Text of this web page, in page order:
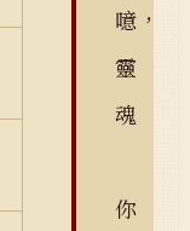
噫，
靈
魂
你